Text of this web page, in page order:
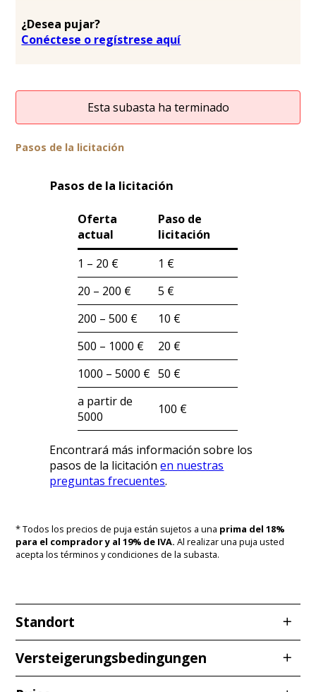
¿Desea pujar?
Conéctese o regístrese aquí
Esta subasta ha terminado
Pasos de la licitación
Pasos de la licitación
Oferta
actual
Paso de
licitación
1 – 20 €
1 €
20 – 200 €
5 €
200 – 500 €
10 €
500 – 1000 €
20 €
1000 – 5000 € 50 €
a partir de
5000
100 €
Encontrará más información sobre los
pasos de la licitaciónen nuestras
preguntas frecuentes.
* Todos los precios de puja están sujetos a una prima del 18%
para el comprador y al 19% de IVA. Al realizar una puja usted
acepta los términos y condiciones de la subasta.
Standort
Redcarstraße 3
53842 Troisdorf
Versteigerungsbedingungen